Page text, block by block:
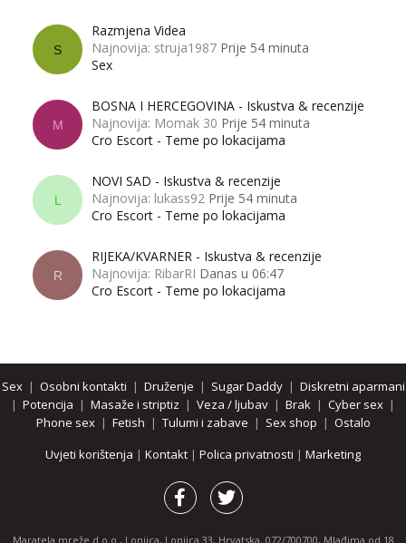
S
Razmjena Videa
Najnovija: struja1987 Prije 54 minuta
Sex
M
BOSNA I HERCEGOVINA - Iskustva & recenzije
Najnovija: Momak 30 Prije 54 minuta
Cro Escort - Teme po lokacijama
L
NOVI SAD - Iskustva & recenzije
Najnovija: lukass92 Prije 54 minuta
Cro Escort - Teme po lokacijama
R
RIJEKA/KVARNER - Iskustva & recenzije
Najnovija: RibarRI Danas u 06:47
Cro Escort - Teme po lokacijama
Sex| Osobni kontakti | Druženje | Sugar Daddy| Diskretni aparmani
| Potencija | Masaže i striptiz | Veza / ljubav | Brak | Cyber sex |
Phone sex| Fetish | Tulumi i zabave | Sex shop | Ostalo
Uvjeti korištenja | Kontakt | Polica privatnosti | Marketing
Maratela mreže d.o.o., Lonjica, Lonjica 33, Hrvatska, 072/700700, Mlađima od 18